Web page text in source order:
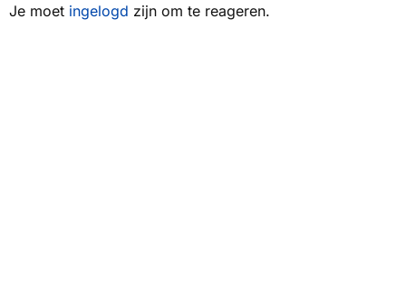
Je moet ingelogd zijn om te reageren.